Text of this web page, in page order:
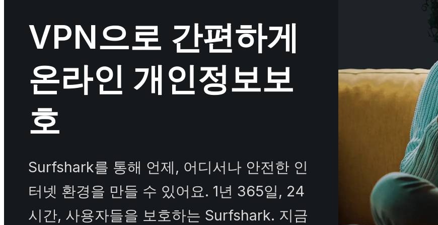
VPN으로 간편하게
온라인 개인정보보
호
Surfshark를 통해 언제, 어디서나 안전한 인
터넷 환경을 만들 수 있어요. 1년 365일, 24
시간, 사용자들을 보호하는 Surfshark. 지금